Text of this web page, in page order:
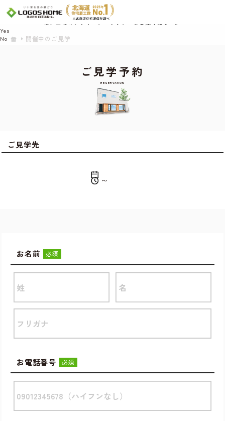
開催中のご見学
ご見学予約
RESERVATION
ご見学先
〜
お名前 必須
お電話番号 必須
Cookie を使用して、お客様の活動を追跡してもよろしいですか? 当社ではお客様の
プライバシーを極めて重視しています。詳細について、およびご質問がある場合
は、当社のプライバシーポリシーをご覧ください。
Yes
No